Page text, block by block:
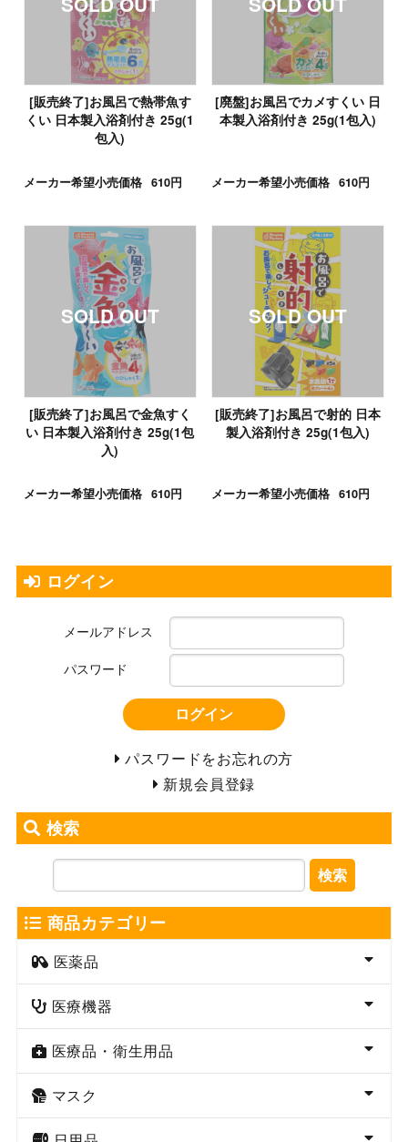
[販売終了]お風呂で熱帯魚す
くい 日本製入浴剤付き 25g(1
包入)
メーカー希望小売価格 610円
[廃盤]お風呂でカメすくい 日
本製入浴剤付き 25g(1包入)
メーカー希望小売価格 610円
[販売終了]お風呂で金魚すく
い 日本製入浴剤付き 25g(1包
入)
メーカー希望小売価格 610円
[販売終了]お風呂で射的 日本
製入浴剤付き 25g(1包入)
メーカー希望小売価格 610円
ログイン
メールアドレス
パスワード
ログイン
パスワードをお忘れの方
新規会員登録
検索
検索
商品カテゴリー
医薬品
医療機器
医療品・衛生用品
マスク